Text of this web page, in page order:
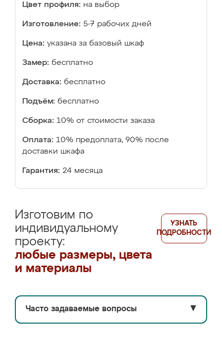
Цвет профиля: на выбор
Изготовление: 5-7 рабочих дней
Цена: указана за базовый шкаф
Замер: бесплатно
Доставка: бесплатно
Подъём: бесплатно
Сборка: 10% от стоимости заказа
Оплата: 10% предоплата, 90% после
доставки шкафа
Гарантия: 24 месяца
Изготовим по
индивидуальному
проекту:
любые размеры, цвета
и материалы
УЗНАТЬ
ПОДРОБНОСТИ
Часто задаваемые вопросы ▼